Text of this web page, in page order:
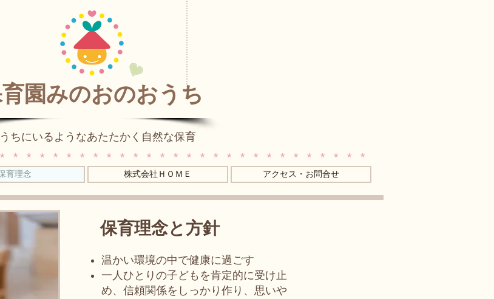
園みのおのおうち
ちにいるようなあたたかく自然な保育
* * * * * * * * * * * * * * * * * * * * * * * * * * *
育理念 株式会社ＨＯＭＥ アクセス・お問合せ
保育理念と方針
温かい環境の中で健康に過ごす
一人ひとりの子どもを肯定的に受け止
め、信頼関係をしっかり作り、思いや